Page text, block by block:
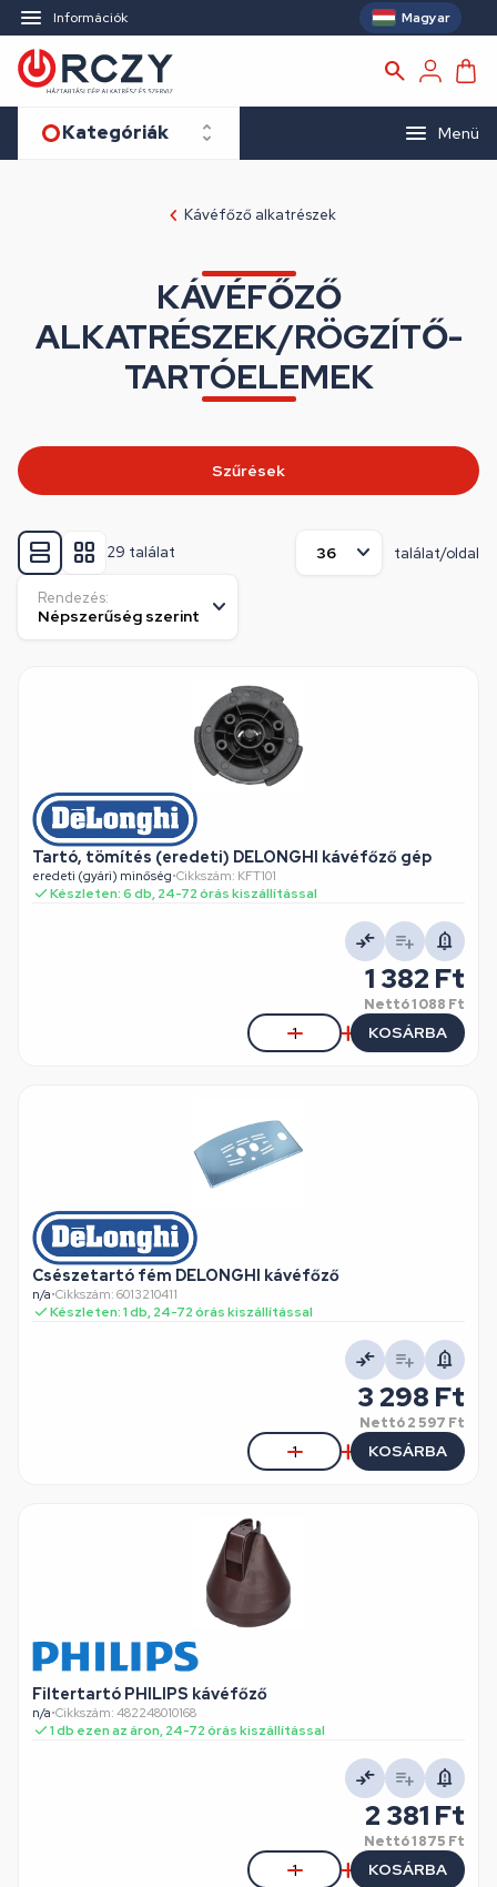
Információk Magyar
Kategóriák Menü
Kávéfőző alkatrészek
KÁVÉFŐZŐ
ALKATRÉSZEK/RÖGZÍTŐ-
TARTÓELEMEK
29 találat találat/oldal
Rendezés:
Tartó, tömítés (eredeti) DELONGHI kávéfőző gép
eredeti (gyári) minőség•Cikkszám: KFT101
Készleten: 6 db, 24-72 órás kiszállítással
1 382 Ft
Nettó1 088 Ft
KOSÁRBA
Csészetartó fém DELONGHI kávéfőző
n/a•Cikkszám: 6013210411
Készleten: 1 db, 24-72 órás kiszállítással
3 298 Ft
Nettó2 597 Ft
KOSÁRBA
Filtertartó PHILIPS kávéfőző
n/a•Cikkszám: 482248010168
1 db ezen az áron, 24-72 órás kiszállítással
2 381 Ft
Nettó1 875 Ft
KOSÁRBA
Szűrések